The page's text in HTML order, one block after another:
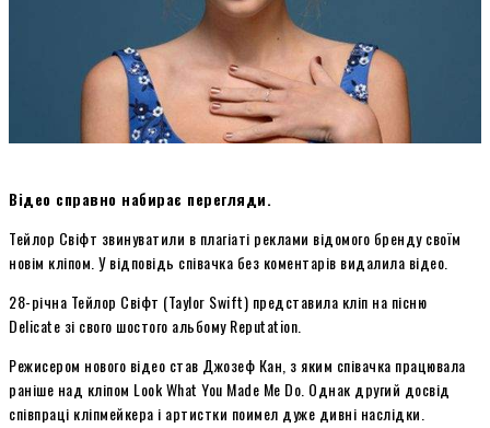
Відео справно набирає перегляди.
Тейлор Свіфт звинуватили в плагіаті реклами відомого бренду своїм
новім кліпом. У відповідь співачка без коментарів видалила відео.
28-річна Тейлор Свіфт (Taylor Swift) представила кліп на пісню
Delicate зі свого шостого альбому Reputation.
Режисером нового відео став Джозеф Кан, з яким співачка працювала
раніше над кліпом Look What You Made Me Do. Однак другий досвід
співпраці кліпмейкера і артистки поимел дуже дивні наслідки.